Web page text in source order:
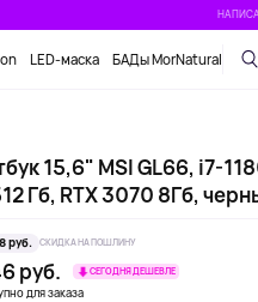
LED-маска БАДы MorNatural
15,6" MSI GL66, i7-
Гб, RTX 3070 8Гб,
руб. СКИДКА НА ПОШЛИНУ
руб. СЕГОДНЯ ДЕШЕВЛЕ
для заказа